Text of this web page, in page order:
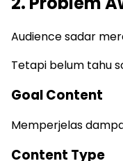
Audience sadar
Tetapi belum tahu
Goal Content
Memperjelas
Content Type